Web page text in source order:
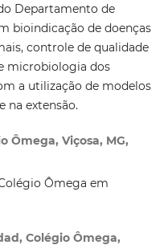
Departamento de
bioindicação de doenças
controle de qualidade
microbiologia dos
a utilização de modelos
na extensão.
Ômega, Viçosa, MG,
Ômega em
Colégio Ômega,